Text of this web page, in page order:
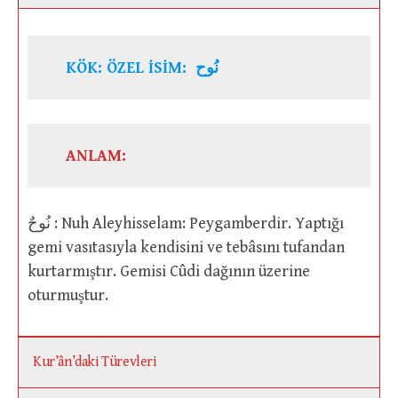
KÖK: ÖZEL İSİM: نُوح
ANLAM:
نُوحٌ : Nuh Aleyhisselam: Peygamberdir. Yaptığı
gemi vasıtasıyla kendisini ve tebâsını tufandan
kurtarmıştır. Gemisi Cûdi dağının üzerine
oturmuştur.
Kur’ân’daki Türevleri